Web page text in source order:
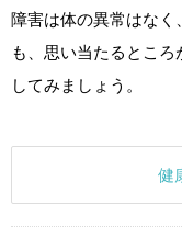
障害は体の異常はなく
も、思い当たるとこ
してみましょう。
健